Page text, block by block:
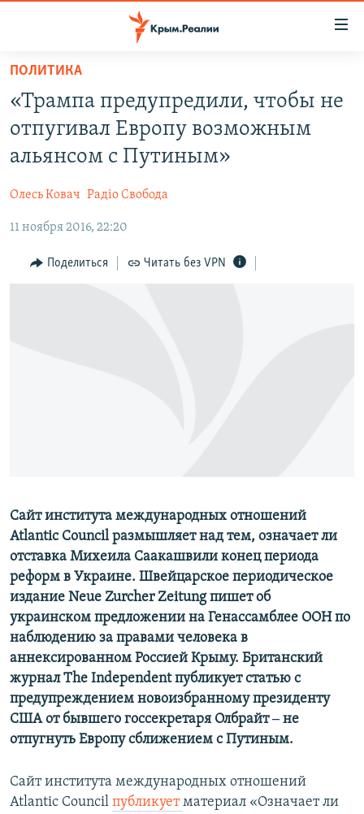
Вернуться
основному
содержанию
Вернутся
главной
Вернутся
поиску
СПЕЦПРОЕКТЫ
11 ЛЕТ ОККУПАЦИИ КРЫМА. 11 ИСТОРИЙ СОПРОТИВЛЕНИЯ
ВОДА
ЕЩЕ
ИНТЕРАКТИВ
ИНФОГРАФИКА
РАДІО СВОБОДА
КАК ОБОЙТИ БЛОКИРОВКУ
ПОЛИТИКА
«Трампа предупредили, чтобы не
отпугивал Европу возможным
альянсом с Путиным»
Олесь Ковач Радіо Свобода
11 ноября 2016, 22:20
Поделиться Читать без VPN
Сайт института международных отношений
Atlantic Council размышляет над тем, означает ли
отставка Михеила Саакашвили конец периода
реформ в Украине. Швейцарское периодическое
издание Neue Zurcher Zeitung пишет об
украинском предложении на Генассамблее ООН по
наблюдению за правами человека в
аннексированном Россией Крыму. Британский
журнал The Independent публикует статью с
предупреждением новоизбранному президенту
США от бывшего госсекретаря Олбрайт ‒ не
отпугнуть Европу сближением с Путиным.
Сайт института международных отношений
Atlantic Council публикуетматериал «Означает ли